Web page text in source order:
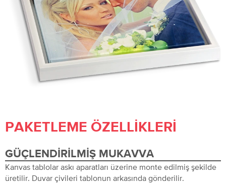
PAKETLEME ÖZELLIKLERI
GÜÇLENDIRILMIŞ MUKAVVA
Kanvas tablolar askı aparatları üzerine monte edilmiş şekilde
üretilir. Duvar çivileri tablonun arkasında gönderilir.